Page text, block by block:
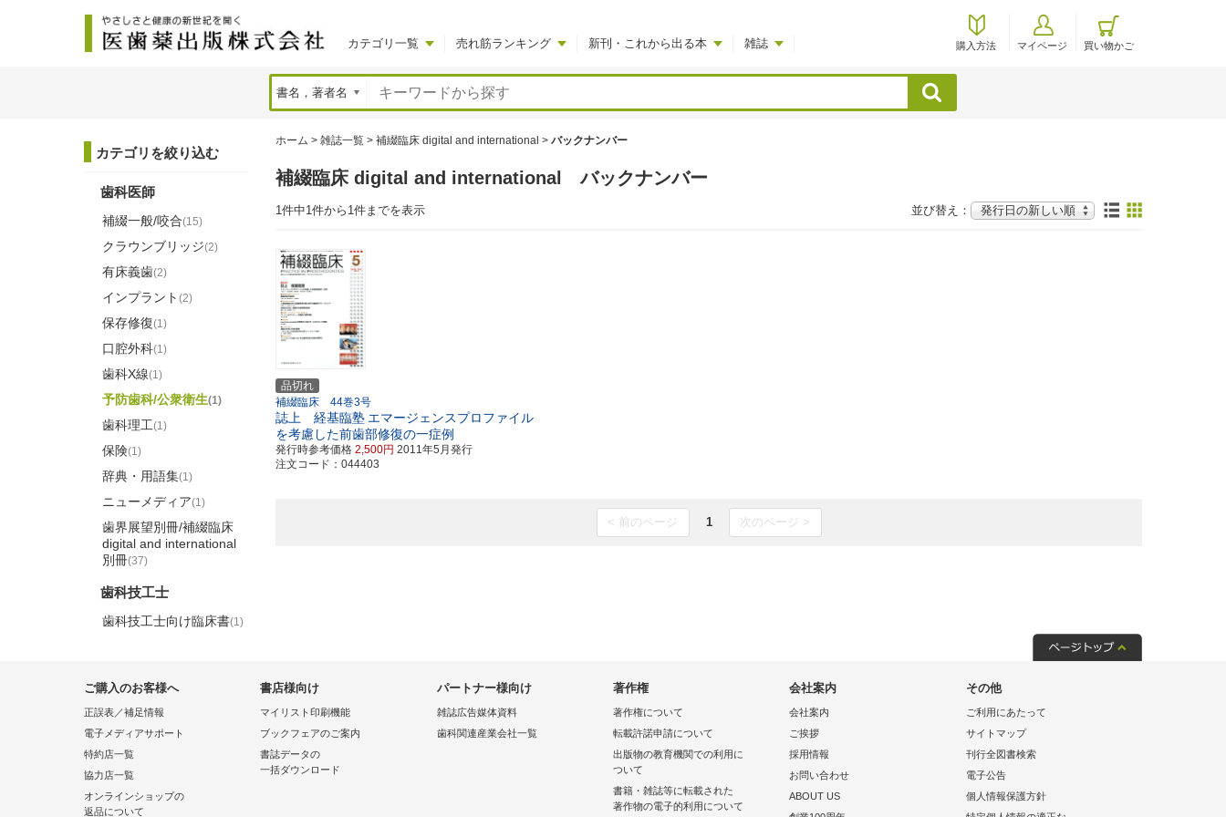
カテゴリ一覧 売れ筋ランキング 新刊・これから出る本 雑誌 購入方法 マイページ 買い物かご
検索
ホーム > 雑誌一覧 > 補綴臨床 digital and international > バックナンバー
補綴臨床 digital and international バックナンバー
1件中1件から1件までを表示 並び替え：
品切れ
補綴臨床 44巻3号
誌上 経基臨塾 エマージェンスプロファイル
を考慮した前歯部修復の一症例
発行時参考価格 2,500円 2011年5月発行
注文コード：044403
< 前のページ 1 次のページ >
カテゴリを絞り込む
歯科医師
補綴一般/咬合(15)
クラウンブリッジ(2)
有床義歯(2)
インプラント (2)
保存修復(1)
口腔外科(1)
歯科X線(1)
予防歯科/公衆衛生(1)
歯科理工(1)
保険(1)
辞典・用語集(1)
ニューメディア(1)
歯界展望別冊/補綴臨床
digital and international
別冊(37)
歯科技工士
歯科技工士向け臨床書(1)
ご購入のお客様へ
正誤表／補足情報
電子メディアサポート
特約店一覧
協力店一覧
オンラインショップの
返品について
書店様向け
マイリスト印刷機能
ブックフェアのご案内
書誌データの
一括ダウンロード
パートナー様向け
雑誌広告媒体資料
歯科関連産業会社一覧
著作権
著作権について
転載許諾申請について
出版物の教育機関での利用に
ついて
書籍・雑誌等に転載された
著作物の電子的利用について
会社案内
会社案内
ご挨拶
採用情報
お問い合わせ
ABOUT US
その他
ご利用にあたって
サイトマップ
刊行全図書検索
電子公告
個人情報保護方針